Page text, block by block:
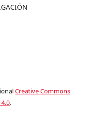
Creative Commons
.